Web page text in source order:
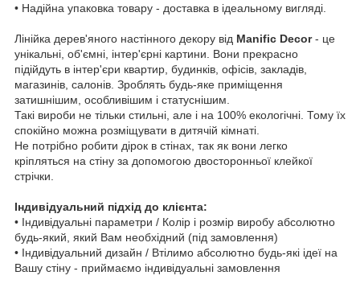
• Надійна упаковка товару - доставка в ідеальному вигляді.
Лінійка дерев'яного настінного декору від Manific Decor- це
унікальні, об'ємні, інтер'єрні картини. Вони прекрасно
підійдуть в інтер'єри квартир, будинків, офісів, закладів,
магазинів, салонів. Зроблять будь-яке приміщення
затишнішим, особливішим і статуснішим.
Такі вироби не тільки стильні, але і на 100% екологічні. Тому їх
спокійно можна розміщувати в дитячій кімнаті.
Не потрібно робити дірок в стінах, так як вони легко
кріпляться на стіну за допомогою двосторонньої клейкої
стрічки.
Індивідуальний підхід до клієнта:
• Індивідуальні параметри / Колір і розмір виробу абсолютно
будь-який, який Вам необхідний (під замовлення)
• Індивідуальний дизайн / Втілимо абсолютно будь-які ідеї на
Вашу стіну - приймаємо індивідуальні замовлення